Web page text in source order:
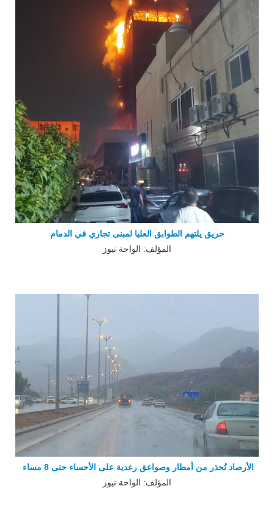
حريق يلتهم الطوابق العليا لمبنى تجاري في الدمام
المؤلف: الواحة نيوز
الأرصاد تُحذر من أمطار وصواعق رعدية على الأحساء حتى 8 مساء
المؤلف: الواحة نيوز